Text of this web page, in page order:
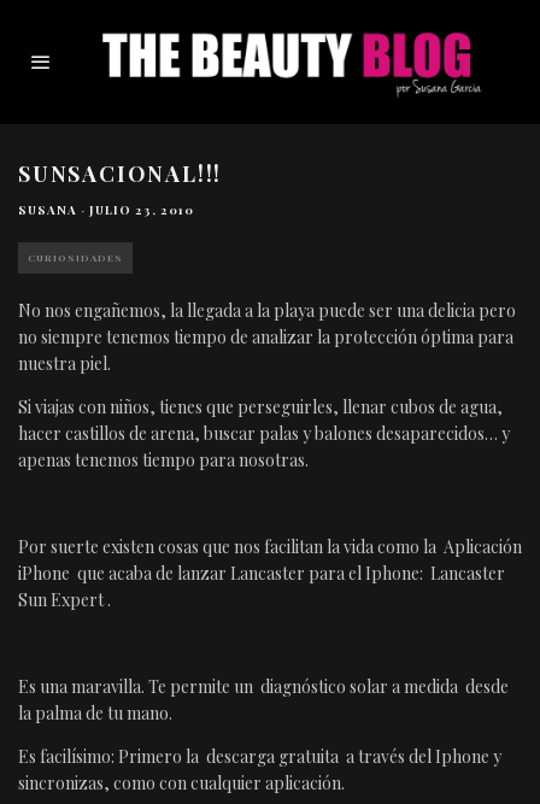
SUNSACIONAL!!!
SUSANA · JULIO 23, 2010
CURIOSIDADES
No nos engañemos, la llegada a la playa puede ser una delicia pero
no siempre tenemos tiempo de analizar la protección óptima para
nuestra piel.
Si viajas con niños, tienes que perseguirles, llenar cubos de agua,
hacer castillos de arena, buscar palas y balones desaparecidos… y
apenas tenemos tiempo para nosotras.
Por suerte existen cosas que nos facilitan la vida como la Aplicación
iPhone que acaba de lanzar Lancaster para el Iphone: Lancaster
Sun Expert .
Es una maravilla. Te permite un diagnóstico solar a medida desde
la palma de tu mano.
Es facilísimo: Primero la descarga gratuita a través del Iphone y
sincronizas, como con cualquier aplicación.